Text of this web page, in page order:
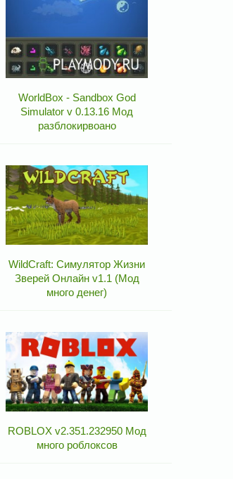
WorldBox - Sandbox God
Simulator v 0.13.16 Мод
разблокирвоано
WildCraft: Симулятор Жизни
Зверей Онлайн v1.1 (Мод
много денег)
ROBLOX v2.351.232950 Мод
много роблоксов